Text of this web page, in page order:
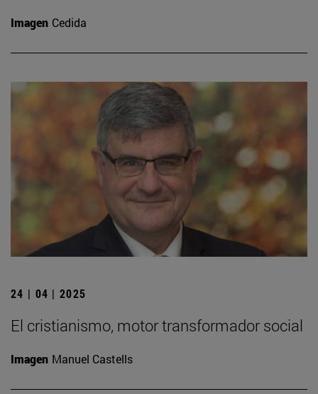
Imagen Cedida
24 | 04 | 2025
El cristianismo, motor transformador social
Imagen Manuel Castells